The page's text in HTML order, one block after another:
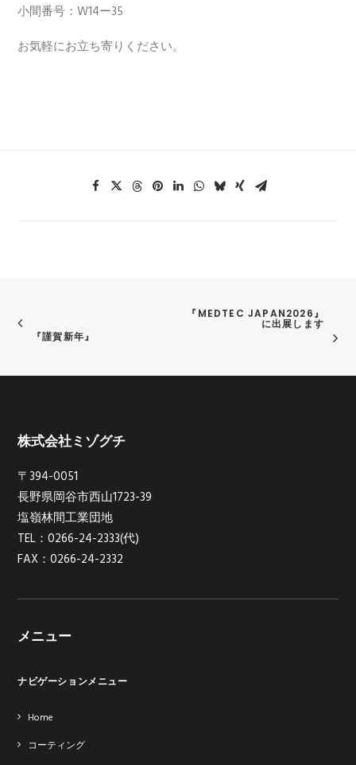
小間番号：W14ー35
お気軽にお立ち寄りください。
『謹賀新年』
『MEDTEC JAPAN2026』
に出展します
株式会社ミゾグチ
〒394-0051
長野県岡谷市西山1723-39
塩嶺林間工業団地
TEL：0266-24-2333(代)
FAX：0266-24-2332
メニュー
ナビゲーションメニュー
Home
コーティング